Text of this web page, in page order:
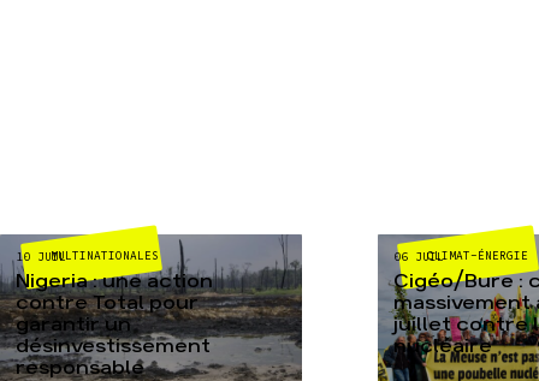
MULTINATIONALES
10 JUIL
Nigeria : une action
contre Total pour
garantir un
désinvestissement
responsable
CLIMAT-ÉNERGIE
06 JUIL
Cigéo/Bure :
massivement
juillet contre
nucléaire